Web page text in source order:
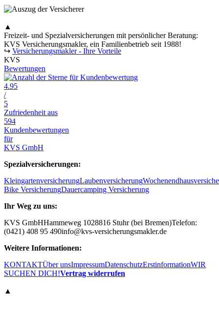
▲
Freizeit- und Spezialversicherungen mit persönlicher Beratung:
KVS Versicherungsmakler, ein Familienbetrieb seit 1988!
↪ Versicherungsmakler - Ihre Vorteile
KVS
Bewertungen
4.95
/
5
Zufriedenheit aus
594
Kundenbewertungen
für
KVS GmbH
Spezialversicherungen:
KleingartenversicherungLaubenversicherung
Bike VersicherungDauercamping Versicherung
Ihr Weg zu uns:
KVS GmbHHammeweg 1028816 Stuhr (bei Bremen)Telefon:
(0421) 408 95 490info@kvs-versicherungsmakler.de
Weitere Informationen:
KONTAKTÜber unsImpressumDatenschutzErstinformationWIR
SUCHEN DICH!Vertrag widerrufen
▲